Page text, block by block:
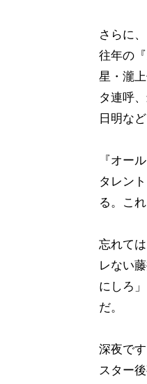
さらに
往年の
星・瀧
タ連呼
日明な
『オー
タレン
る。こ
忘れて
レない
にしろ
だ。
深夜で
スター